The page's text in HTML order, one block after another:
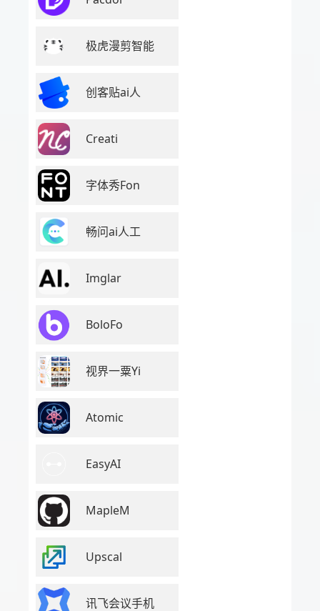
极虎漫剪智能
创客贴ai人
Creati
字体秀Fon
畅问ai人工
Imglar
BoloFo
视界一粟Yi
Atomic
EasyAI
MapleM
Upscal
讯飞会议手机